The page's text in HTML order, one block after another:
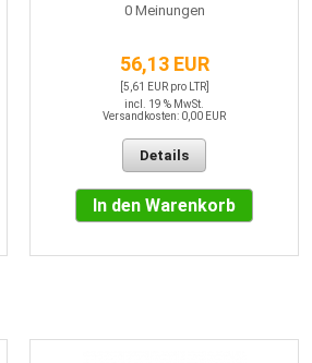
0Meinungen
56,13 EUR
[5,61 EUR pro LTR]
incl. 19 % MwSt.
Versandkosten: 0,00 EUR
Details
In den Warenkorb